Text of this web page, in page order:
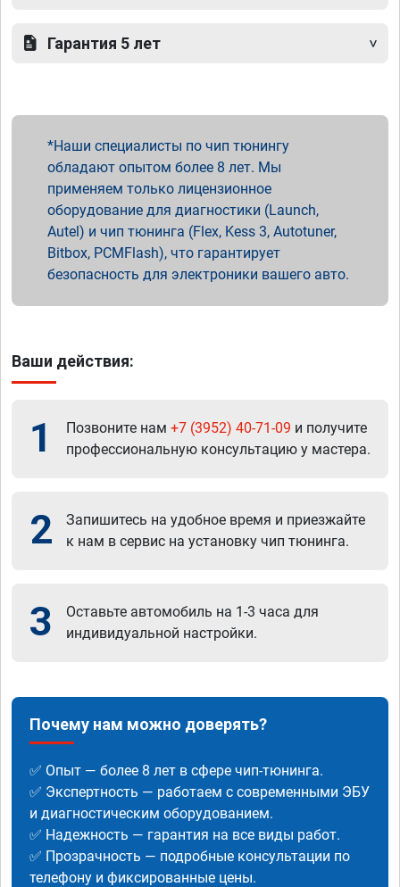
Гарантия 5 лет
Наши специалисты по чип тюнингу
обладают опытом более 8 лет. Мы
применяем только лицензионное
оборудование для диагностики (Launch,
Autel) и чип тюнинга (Flex, Kess 3, Autotuner,
Bitbox, PCMFlash), что гарантирует
безопасность для электроники вашего авто.
Ваши действия:
1 Позвоните нам +7 (3952) 40-71-09 и получите
профессиональную консультацию у мастера.
2
Запишитесь на удобное время и приезжайте
к нам в сервис на установку чип тюнинга.
3
Оставьте автомобиль на 1-3 часа для
индивидуальной настройки.
Почему нам можно доверять?
✅ Опыт — более 8 лет в сфере чип-тюнинга.
✅ Экспертность — работаем с современными ЭБУ
и диагностическим оборудованием.
✅ Надежность — гарантия на все виды работ.
✅ Прозрачность — подробные консультации по
телефону и фиксированные цены.